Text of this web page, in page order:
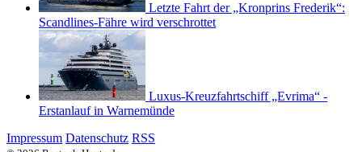
Letzte Fahrt der „Kronprins Frederik“:
Scandlines-Fähre wird verschrottet
Luxus-Kreuzfahrtschiff „Evrima“ -
Erstanlauf in Warnemünde
Impressum Datenschutz RSS